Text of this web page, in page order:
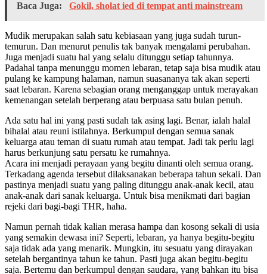
Baca Juga: Gokil, sholat ied di tempat anti mainstream
Mudik merupakan salah satu kebiasaan yang juga sudah turun-
temurun. Dan menurut penulis tak banyak mengalami perubahan.
Juga menjadi suatu hal yang selalu ditunggu setiap tahunnya.
Padahal tanpa menunggu momen lebaran, tetap saja bisa mudik atau
pulang ke kampung halaman, namun suasananya tak akan seperti
saat lebaran. Karena sebagian orang menganggap untuk merayakan
kemenangan setelah berperang atau berpuasa satu bulan penuh.
Ada satu hal ini yang pasti sudah tak asing lagi. Benar, ialah halal
bihalal atau reuni istilahnya. Berkumpul dengan semua sanak
keluarga atau teman di suatu rumah atau tempat. Jadi tak perlu lagi
harus berkunjung satu persatu ke rumahnya.
Acara ini menjadi perayaan yang begitu dinanti oleh semua orang.
Terkadang agenda tersebut dilaksanakan beberapa tahun sekali. Dan
pastinya menjadi suatu yang paling ditunggu anak-anak kecil, atau
anak-anak dari sanak keluarga. Untuk bisa menikmati dari bagian
rejeki dari bagi-bagi THR, haha.
Namun pernah tidak kalian merasa hampa dan kosong sekali di usia
yang semakin dewasa ini? Seperti, lebaran, ya hanya begitu-begitu
saja tidak ada yang menarik. Mungkin, itu sesuatu yang dirayakan
setelah bergantinya tahun ke tahun. Pasti juga akan begitu-begitu
saja. Bertemu dan berkumpul dengan saudara, yang bahkan itu bisa